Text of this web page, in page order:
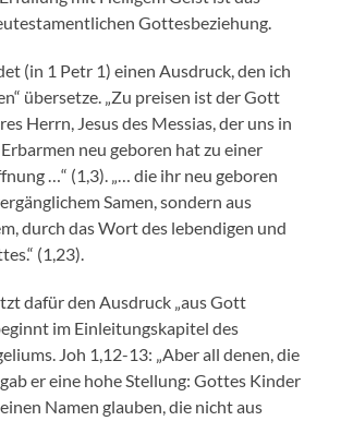
Gottesbeziehung.
(in 1 Petr 1) einen Ausdruck, den ich
übersetze. „Zu preisen ist der Gott
Herrn, Jesus des Messias, der uns in
neu geboren hat zu einer
…“ (1,3). „… die ihr neu geboren
Samen, sondern aus
durch das Wort des lebendigen und
(1,23).
dafür den Ausdruck „aus Gott
im Einleitungskapitel des
Joh 1,12-13: „Aber all denen, die
er eine hohe Stellung: Gottes Kinder
Namen glauben, die nicht aus